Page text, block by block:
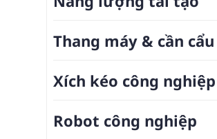
Thang máy & cần cẩu
Xích kéo công nghiệp
Robot công nghiệp